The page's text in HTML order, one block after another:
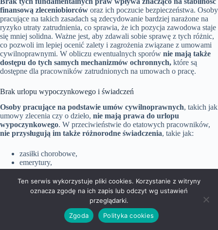
finansową zleceniobiorców oraz ich poczucie bezpieczeństwa. Osoby
pracujące na takich zasadach są zdecydowanie bardziej narażone na
ryzyko utraty zatrudnienia, co sprawia, że ich pozycja zawodowa staje
się mniej solidna. Ważne jest, aby zdawali sobie sprawę z tych różnic,
co pozwoli im lepiej ocenić zalety i zagrożenia związane z umowami
cywilnoprawnymi. W obliczu ewentualnych sporów nie mają także
dostępu do tych samych mechanizmów ochronnych, które są
dostępne dla pracowników zatrudnionych na umowach o pracę.
Brak urlopu wypoczynkowego i świadczeń
Osoby pracujące na podstawie umów cywilnoprawnych, takich jak
umowy zlecenia czy o dzieło, nie mają prawa do urlopu
wypoczynkowego. W przeciwieństwie do etatowych pracowników,
nie przysługują im także różnorodne świadczenia, takie jak:
zasiłki chorobowe,
emerytury,
renty.
Taki brak wsparcia prowadzi do gorszej ochrony socjalnej
sytuacjach związanych z chorobą lub starością.
Dodatkowo, osoby zatrudnione na umowach cywilnoprawnych
Ten serwis wykorzystuje pliki cookies. Korzystanie z witryny
oznacza zgodę na ich zapis lub odczyt wg ustawień
przeglądarki.
Zgoda
Polityka cookies